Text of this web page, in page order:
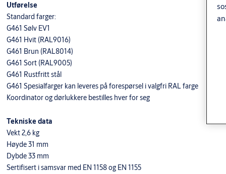
Utførelse
Standard farger:
G461 Sølv EV1
G461 Hvit (RAL9016)
G461 Brun (RAL8014)
G461 Sort (RAL9005)
G461 Rustfritt stål
G461 Spesialfarger kan leveres på forespørsel i valgfri RAL farge
Koordinator og dørlukkere bestilles hver for seg
Tekniske data
Vekt 2,6 kg
Høyde 31 mm
Dybde 33 mm
Sertifisert i samsvar med EN 1158 og EN 1155